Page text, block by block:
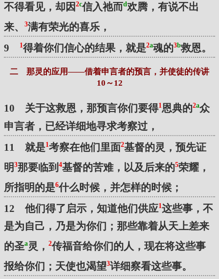
不得看见，却因 2c信入祂而d欢腾，有说不出
来、
3满有荣光的喜乐，
9
1得着你们信心的结果，就是2a魂的3b救恩。
二 那灵的应用——借着申言者的预言，并使徒的传讲
10～12
10 关于这救恩，那预言你们要得1恩典的2a众
申言者，已经详细地寻求考察过，
11 就是1考察在他们里面2基督的灵，预先证
明 3那要临到 4基督的苦难，以及后来的5荣耀，
所指明的是6什么时候，并怎样的时候；
12 他们得了启示，知道他们供应1 这些事，不
是为自己，乃是为你们；那些靠着从天上差来
的圣a灵， 2传福音给你们的人，现在将这些事
报给你们；天使也渴望3详细察看这些事。